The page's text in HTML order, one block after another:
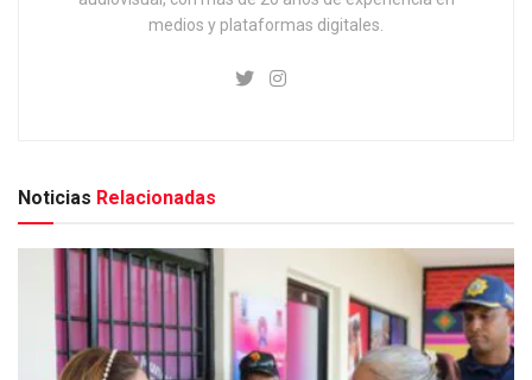
medios y plataformas digitales.
Noticias Relacionadas